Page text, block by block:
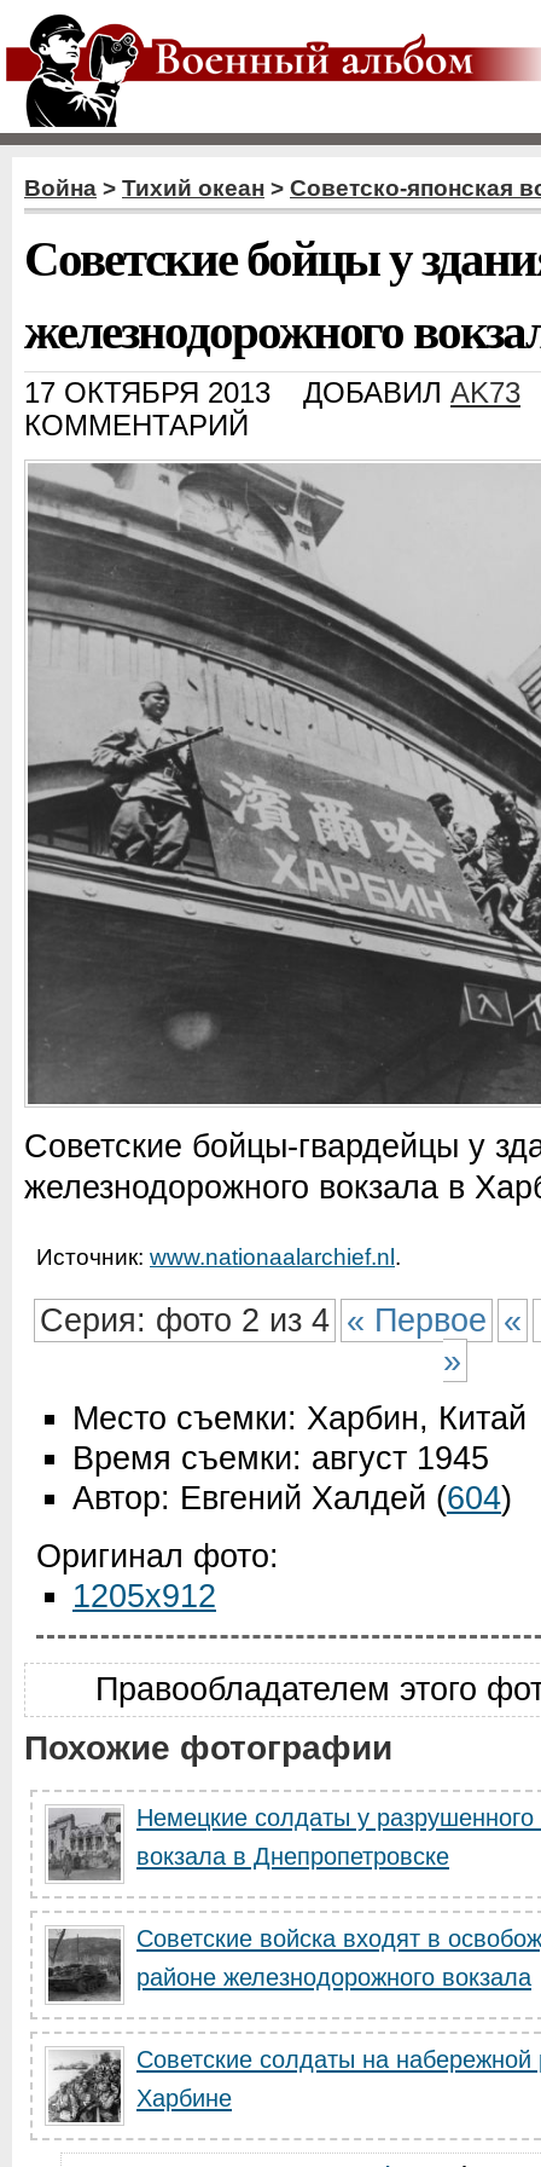
Война > Тихий океан > Советско-японская
Советские бойцы у
железнодорожного
17 ОКТЯБРЯ 2013 ДОБАВИЛ AK73
КОММЕНТАРИЙ
Советские бойцы-гвардейцы у
железнодорожного вокзала в
Источник: www.nationaalarchief.nl .
Серия: фото 2 из 4 « Первое «
»
Место съемки: Харбин, Китай
Время съемки: август 1945
Автор: Евгений Халдей (604)
Оригинал фото:
1205x912
Правообладателем этого
Похожие фотографии
Немецкие солдаты у
вокзала в Днепропетровске
Советские войска входят в
районе железнодорожного вокзала
Советские солдаты на набережной
Харбине